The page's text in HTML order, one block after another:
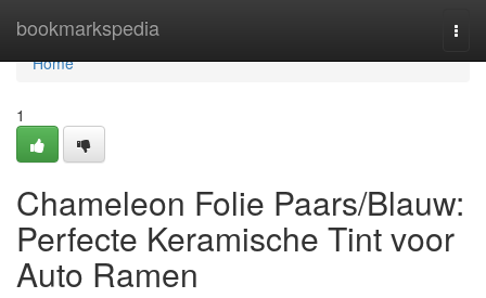
bookmarkspedia
Home
Home
1
Chameleon Folie Paars/Blauw:
Perfecte Keramische Tint voor
Auto Ramen